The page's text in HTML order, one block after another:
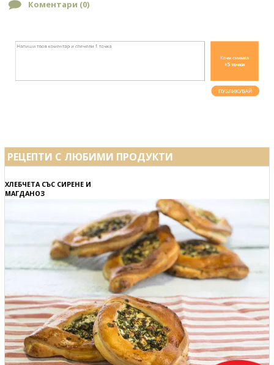
Коментари (0)
РЕЦЕПТИ С ЛЮБИМИ ПРОДУКТИ
ХЛЕБЧЕТА СЪС СИРЕНЕ И
МАГДАНОЗ